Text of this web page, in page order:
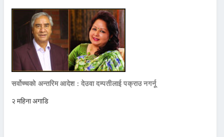
सर्वोच्चको अन्तरिम आदेश : देउवा दम्पतीलाई पक्राउ नगर्नू
२ महिना अगाडि